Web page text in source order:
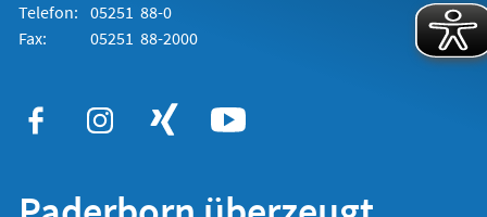
Telefon: 05251 88-0
Fax:
05251 88-2000